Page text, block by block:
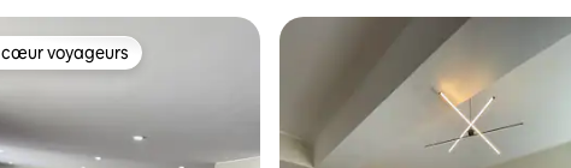
cœur voyageurs
voyageurs